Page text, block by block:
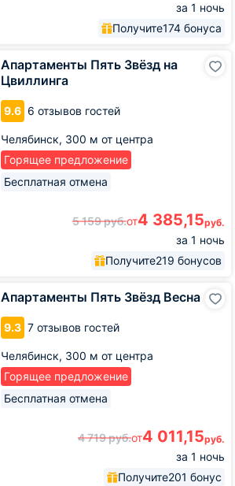
за 1 ночь
Получите174 бонуса
Апартаменты Пять Звёзд на
Цвиллинга
9.6 6 отзывов гостей
Челябинск, 300 м от центра
Горящее предложение
Бесплатная отмена
5 159руб.от4 385,15руб.
за 1 ночь
Получите219 бонусов
Апартаменты Пять Звёзд Весна
9.3 7 отзывов гостей
Челябинск, 300 м от центра
Горящее предложение
Бесплатная отмена
4 719руб.от4 011,15руб.
за 1 ночь
Получите201 бонус